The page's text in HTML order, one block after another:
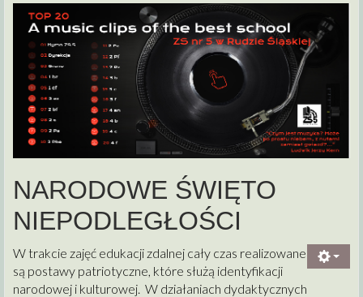
NARODOWE ŚWIĘTO
NIEPODLEGŁOŚCI
W trakcie zajęć edukacji zdalnej cały czas realizowane
są postawy patriotyczne, które służą identyfikacji
narodowej i kulturowej. W działaniach dydaktycznych